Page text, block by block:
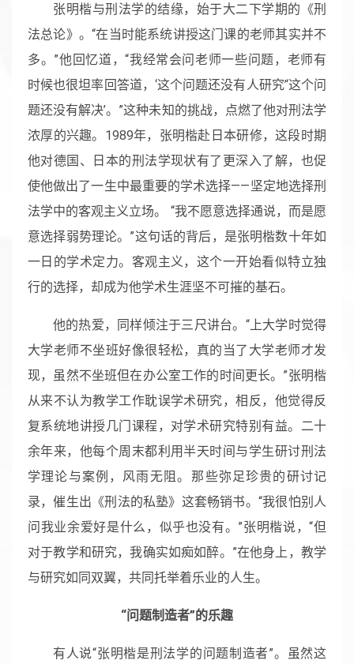
张明楷与刑法学的结缘，始于大二下学期的《刑
法总论》。“在当时能系统讲授这门课的老师其实并不
多。”他回忆道，“我经常会问老师一些问题，老师有
时候也很坦率回答道，‘这个问题还没有人研究’‘这个问
题还没有解决’。”这种未知的挑战，点燃了他对刑法学
浓厚的兴趣。1989年，张明楷赴日本研修，这段时期
他对德国、日本的刑法学现状有了更深入了解，也促
使他做出了一生中最重要的学术选择——坚定地选择刑
法学中的客观主义立场。 “我不愿意选择通说，而是愿
意选择弱势理论。”这句话的背后，是张明楷数十年如
一日的学术定力。客观主义，这个一开始看似特立独
行的选择，却成为他学术生涯坚不可摧的基石。
他的热爱，同样倾注于三尺讲台。“上大学时觉得
大学老师不坐班好像很轻松，真的当了大学老师才发
现，虽然不坐班但在办公室工作的时间更长。”张明楷
从来不认为教学工作耽误学术研究，相反，他觉得反
复系统地讲授几门课程，对学术研究特别有益。二十
余年来，他每个周末都利用半天时间与学生研讨刑法
学理论与案例，风雨无阻。 那些弥足珍贵的研讨记
录，催生出《刑法的私塾》这套畅销书。“我很怕别人
问我业余爱好是什么，似乎也没有。”张明楷说，“但
对于教学和研究，我确实如痴如醉。”在他身上，教学
与研究如同双翼，共同托举着乐业的人生。
“问题制造者”的乐趣
有人说“张明楷是刑法学的问题制造者”。虽然这